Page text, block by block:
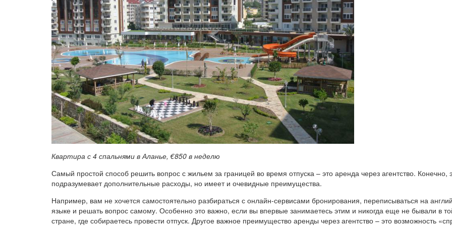
Квартира с 4 спальнями в Аланье, €850 в неделю
Самый простой способ решить вопрос с жильем за границей во время отпуска – это аренда через агентство. Конечно,
подразумевает дополнительные расходы, но имеет и очевидные преимущества.
Например, вам не хочется самостоятельно разбираться с онлайн-сервисами бронирования, переписываться на
языке и решать вопрос самому. Особенно это важно, если вы впервые занимаетесь этим и никогда еще не бывали в
стране, где собираетесь провести отпуск. Другое важное преимущество аренды через агентство – это возможность